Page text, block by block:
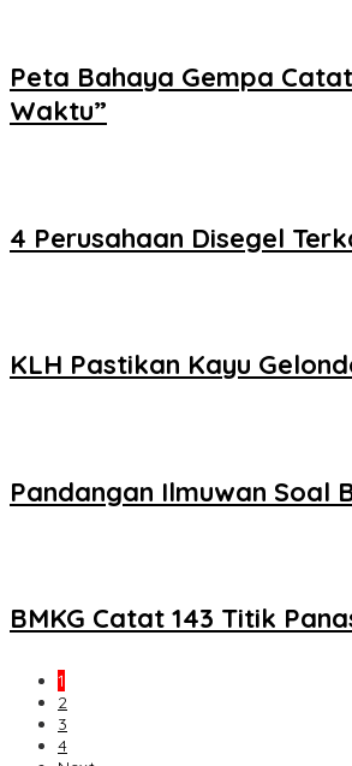
Peta Bahaya Gempa
Waktu”
4 Perusahaan Disegel
KLH Pastikan Kayu
Pandangan Ilmuwan Soal
BMKG Catat 143 Titik
1
2
3
4